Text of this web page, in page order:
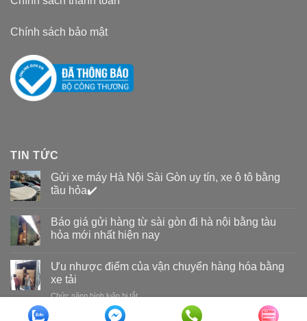
Chính sách bảo mật
TIN TỨC
Gửi xe máy Hà Nội Sài Gòn uy tín, xe ô tô bằng
tầu hỏa✔️
Báo giá gửi hàng từ sài gòn đi hà nội bằng tàu
hỏa mới nhất hiện nay
Ưu nhược điểm của vận chuyển hàng hóa bằng
xe tải
Chức năng bình luận bị tắtở